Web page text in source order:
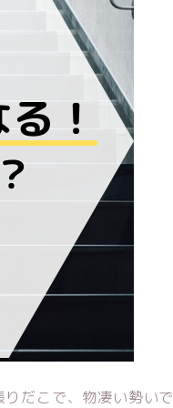
だこで、物凄い勢いで